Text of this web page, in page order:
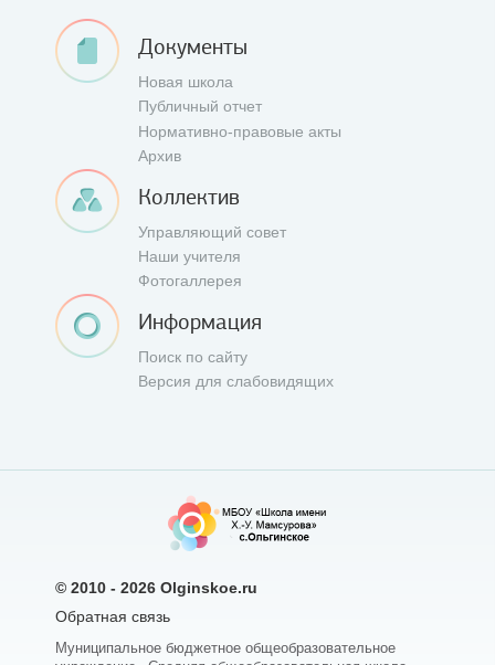
Документы
Новая школа
Публичный отчет
Нормативно-правовые акты
Архив
Коллектив
Управляющий совет
Наши учителя
Фотогаллерея
Информация
Поиск по сайту
Версия для слабовидящих
© 2010 - 2026 Olginskoe.ru
Обратная связь
Муниципальное бюджетное общеобразовательное